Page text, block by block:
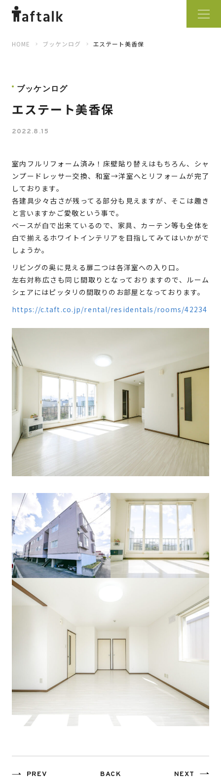
HOME ブッケンログ エステート美香保
ブッケンログ
エステート美香保
2022.8.15
室内フルリフォーム済み！床壁貼り替えはもちろん、シャ
ンプードレッサー交換、和室→洋室へとリフォームが完了
しております。
各建具少々古さが残ってる部分も見えますが、そこは趣き
と言いますかご愛敬という事で。
ベースが白で出来ているので、家具、カーテン等も全体を
白で揃えるホワイトインテリアを目指してみてはいかがで
しょうか。
リビングの奥に見える扉二つは各洋室への入り口。
左右対称広さも同じ間取りとなっておりますので、ルーム
シェアにはピッタリの間取りのお部屋となっております。
https://c.taft.co.jp/rental/residentals/rooms/42234
PREV BACK NEXT